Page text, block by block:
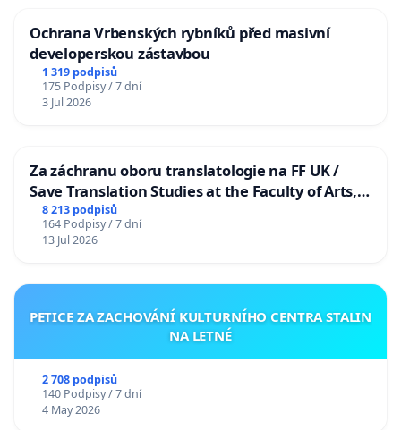
Ochrana Vrbenských rybníků před masivní
developerskou zástavbou
1 319 podpisů
175 Podpisy / 7 dní
3 Jul 2026
Za záchranu oboru translatologie na FF UK /
Save Translation Studies at the Faculty of Arts,
Charles University
8 213 podpisů
164 Podpisy / 7 dní
13 Jul 2026
PETICE ZA ZACHOVÁNÍ KULTURNÍHO CENTRA STALIN
NA LETNÉ
2 708 podpisů
140 Podpisy / 7 dní
4 May 2026